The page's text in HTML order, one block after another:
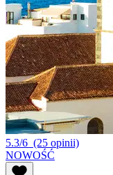
5.3/6 (25 opinii)
NOWOŚĆ